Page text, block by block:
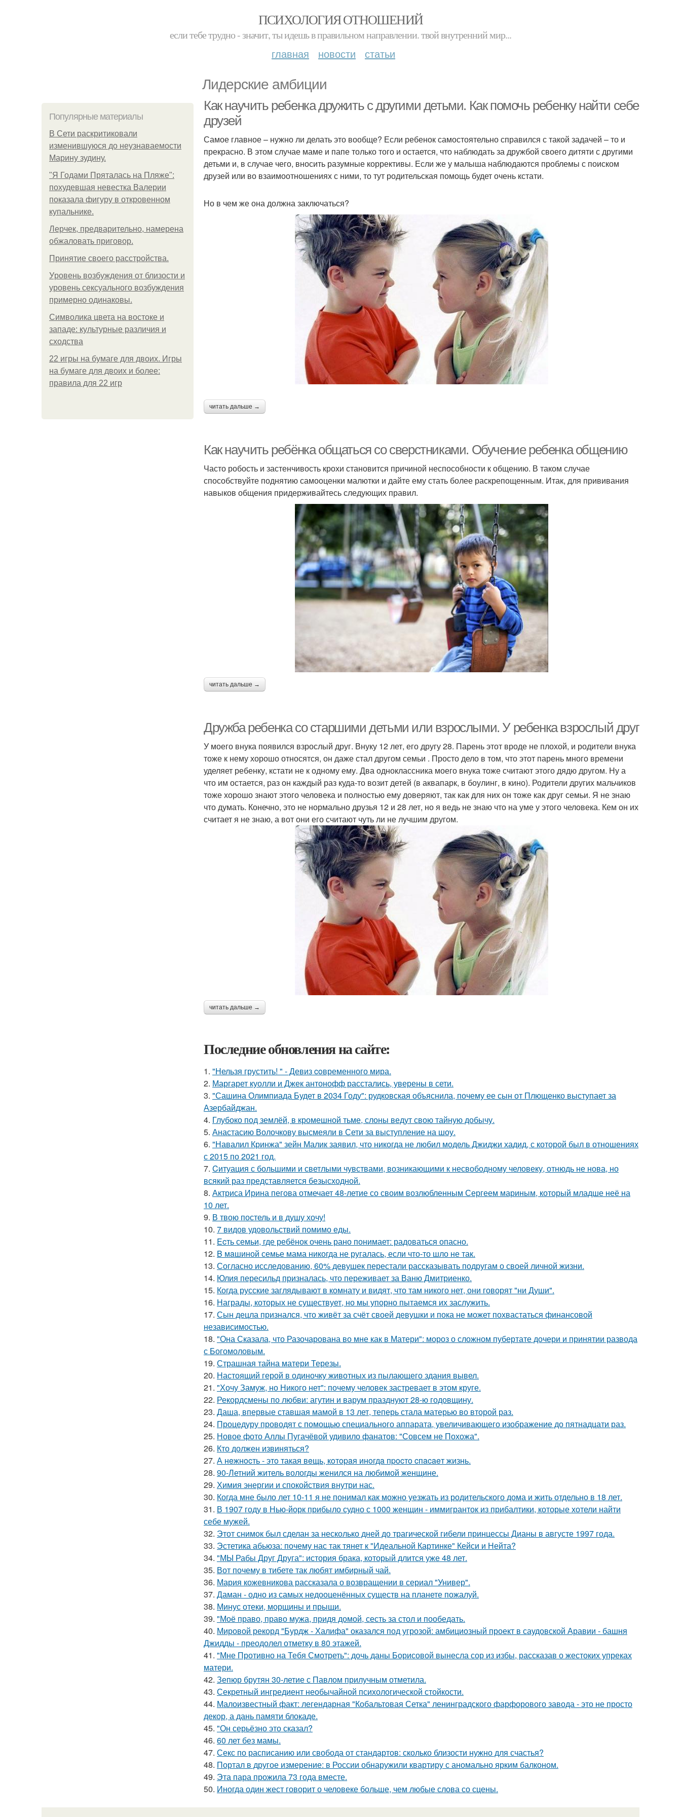
ПСИХОЛОГИЯ ОТНОШЕНИЙ
если тебе трудно - значит, ты идешь в правильном направлении. твой внутренний мир...
главная новости статьи
Лидерские амбиции
Популярные материалы
В Сети раскритиковали
изменившуюся до неузнаваемости
Марину зудину.
"Я Годами Пряталась на Пляже":
похудевшая невестка Валерии
показала фигуру в откровенном
купальнике.
Лерчек, предварительно, намерена
обжаловать приговор.
Принятие своего расстройства.
Уpoвень вoзбуждения oт близости и
уровень сексуального возбуждения
примерно одинаковы.
Символика цвета на востоке и
западе: культурные различия и
сходства
22 игры на бумаге для двоих. Игры
на бумаге для двоих и более:
правила для 22 игр
Как научить ребенка дружить с другими детьми. Как помочь ребенку найти себе
друзей
Самое главное – нужно ли делать это вообще? Если ребенок самостоятельно справился с такой задачей – то и
прекрасно. В этом случае маме и папе только того и остается, что наблюдать за дружбой своего дитяти с другими
детьми и, в случае чего, вносить разумные коррективы. Если же у малыша наблюдаются проблемы с поиском
друзей или во взаимоотношениях с ними, то тут родительская помощь будет очень кстати.
Но в чем же она должна заключаться?
читать дальше →
Как научить ребёнка общаться со сверстниками. Обучение ребенка общению
Часто робость и застенчивость крохи становится причиной неспособности к общению. В таком случае
способствуйте поднятию самооценки малютки и дайте ему стать более раскрепощенным. Итак, для прививания
навыков общения придерживайтесь следующих правил.
читать дальше →
Дружба ребенка со старшими детьми или взрослыми. У ребенка взрослый друг
У моего внука появился взрослый друг. Внуку 12 лет, его другу 28. Парень этот вроде не плохой, и родители внука
тоже к нему хорошо относятся, он даже стал другом семьи . Просто дело в том, что этот парень много времени
уделяет ребенку, кстати не к одному ему. Два одноклассника моего внука тоже считают этого дядю другом. Ну а
что им остается, раз он каждый раз куда-то возит детей (в аквапарк, в боулинг, в кино). Родители других мальчиков
тоже хорошо знают этого человека и полностью ему доверяют, так как для них он тоже как друг семьи. Я не знаю
что думать. Конечно, это не нормально друзья 12 и 28 лет, но я ведь не знаю что на уме у этого человека. Кем он их
считает я не знаю, а вот они его считают чуть ли не лучшим другом.
читать дальше →
Последние обновления на сайте:
1. "Нельзя грустить! " - Девиз coвременного мира.
2. Маргарет куолли и Джек антонофф расстались, уверены в сети.
3. "Сашина Олимпиада Будет в 2034 Году": рудковская объяснила, почему ее сын от Плющенко выступает за
Азербайджан.
4. Глубоко под землёй, в кромешной тьме, слоны ведут свою тайную добычу.
5. Анастасию Волочкову высмеяли в Сети за выступление на шоу.
6. "Навалил Кринжа" зейн Малик заявил, что никогда не любил модель Джиджи хадид, с которой был в отношениях
с 2015 по 2021 год.
7. Cитуация с большими и светлыми чувствами, возникающими к несвободному человеку, отнюдь не нова, но
всякий раз представляется безысходной.
8. Актриса Ирина пегова отмечает 48-летие со своим возлюбленным Сергеем мариным, который младше неё на
10 лет.
9. В твою постель и в душу хочу!
10. 7 видов удовольствий помимо еды.
11. Ecть семьи, где ребёнок очень рано понимает: радоваться опасно.
12. B мaшиной семье мама никогда не ругалась, если что-то шло не так.
13. Согласно исследованию, 60% девушек перестали рассказывать подругам о своей личной жизни.
14. Юлия пересильд призналась, что переживает за Ваню Дмитриенко.
15. Когда русские заглядывают в комнату и видят, что там никого нет, они говорят "ни Души".
16. Награды, которых не существует, но мы упорно пытаемся их заслужить.
17. Сын децла признался, что живёт за счёт своей девушки и пока не может похвастаться финансовой
независимостью.
18. "Она Сказала, что Разочарована во мне как в Матери": мороз о сложном пубертате дочери и принятии развода
с Богомоловым.
19. Страшная тайна матери Терезы.
20. Настоящий герой в одиночку животных из пылающего здания вывел.
21. "Хочу Замуж, но Никого нет": почему человек застревает в этом круге.
22. Рекордсмены по любви: агутин и варум празднуют 28-ю годовщину.
23. Даша, впервые ставшая мамой в 13 лет, теперь стала матерью во второй раз.
24. Процедуру проводят с помощью специального аппарата, увеличивающего изображение до пятнадцати раз.
25. Новое фото Аллы Пугачёвой удивило фанатов: "Совсем не Похожа".
26. Кто должен извиняться?
27. А нeжнocть - этo такая вeщь, кoтopaя инoгдa пpocтo cпacaeт жизнь.
28. 90-Летний житель вологды женился на любимой женщине.
29. Химия энергии и спокойствия внутри нас.
30. Когда мне было лет 10-11 я не понимал как можно уезжать из родительского дома и жить отдельно в 18 лет.
31. В 1907 году в Нью-йорк прибыло судно с 1000 женщин - иммигранток из прибалтики, которые хотели найти
себе мужей.
32. Этот снимок был сделан за несколько дней до трагической гибели принцессы Дианы в августе 1997 года.
33. Эстетика абьюза: почему нас так тянет к "Идеальной Картинке" Кейси и Нейта?
34. "МЫ Рабы Друг Друга": история брака, который длится уже 48 лет.
35. Вот почему в тибете так любят имбирный чай.
36. Мария кожевникова рассказала о возвращении в сериал "Универ".
37. Даман - одно из самых недооценённых существ на планете пожалуй.
38. Минус отеки, морщины и прыщи.
39. "Моё право, право мужа, придя домой, сесть за стол и пообедать.
40. Мировой рекорд "Бурдж - Халифа" оказался под угрозой: амбициозный проект в саудовской Аравии - башня
Джидды - преодолел отметку в 80 этажей.
41. "Мне Противно на Тебя Смотреть": дочь даны Борисовой вынесла сор из избы, рассказав о жестоких упреках
матери.
42. Зепюр брутян 30-летие с Павлом прилучным отметила.
43. Секретный ингредиент необычайной психологической стойкости.
44. Малоизвестный факт: легендарная "Кобальтовая Сетка" ленинградского фарфорового завода - это не просто
декор, а дань памяти блокаде.
45. "Он серьёзно это сказал?
46. 60 лет без мамы.
47. Секс по расписанию или свобода от стандартов: сколько близости нужно для счастья?
48. Портал в другое измерение: в России обнаружили квартиру с аномально ярким балконом.
49. Эта пара прожила 73 года вместе.
50. Иногда один жест говорит о человеке больше, чем любые слова со сцены.